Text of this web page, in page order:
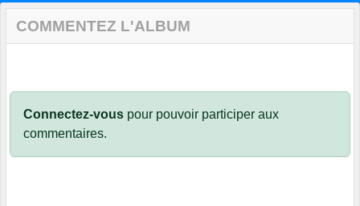
COMMENTEZ L'ALBUM
Connectez-vous pour pouvoir participer aux
commentaires.